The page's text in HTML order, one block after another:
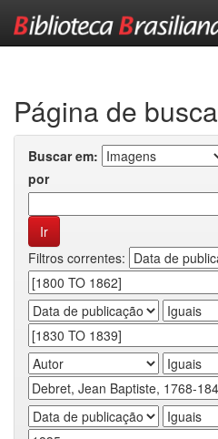
Página de busca
Buscar em:
por
Filtros correntes: